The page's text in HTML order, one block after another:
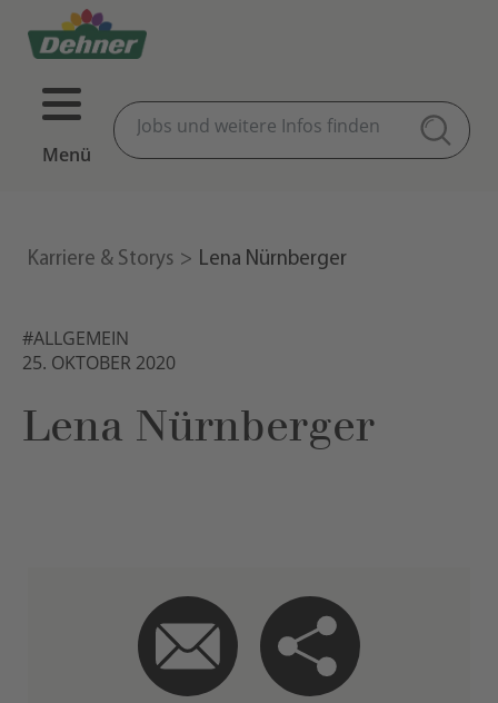
Menü
Karriere & Storys Lena Nürnberger
#ALLGEMEIN
25. OKTOBER 2020
Lena Nürnberger